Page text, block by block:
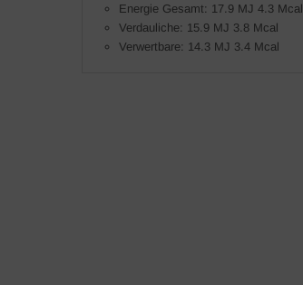
Energie Gesamt: 17.9 MJ 4.3 Mcal
Verdauliche: 15.9 MJ 3.8 Mcal
Verwertbare: 14.3 MJ 3.4 Mcal